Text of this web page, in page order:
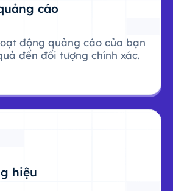
cáo
động quảng cáo của bạn
đến đối tượng chính xác.
hiệu